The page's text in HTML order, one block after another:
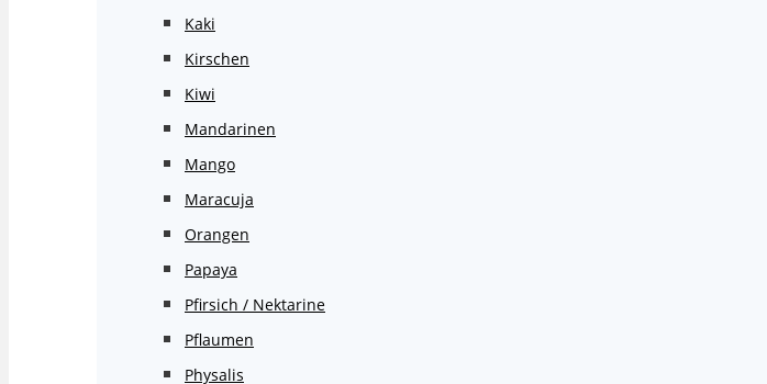
Kaki
Kirschen
Kiwi
Mandarinen
Mango
Maracuja
Orangen
Papaya
Pfirsich / Nektarine
Pflaumen
Physalis